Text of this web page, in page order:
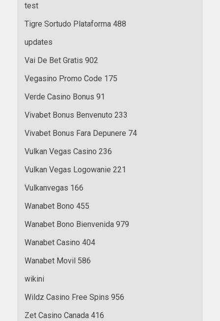
test
Tigre Sortudo Plataforma 488
updates
Vai De Bet Gratis 902
Vegasino Promo Code 175
Verde Casino Bonus 91
Vivabet Bonus Benvenuto 233
Vivabet Bonus Fara Depunere 74
Vulkan Vegas Casino 236
Vulkan Vegas Logowanie 221
Vulkanvegas 166
Wanabet Bono 455
Wanabet Bono Bienvenida 979
Wanabet Casino 404
Wanabet Movil 586
wikini
Wildz Casino Free Spins 956
Zet Casino Canada 416